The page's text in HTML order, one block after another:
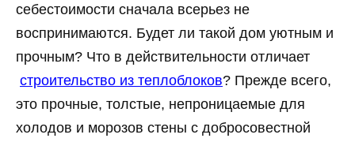
себестоимости сначала всерьез не
воспринимаются. Будет ли такой дом уютным и
прочным? Что в действительности отличает
строительство из теплоблоков? Прежде всего,
это прочные, толстые, непроницаемые для
холодов и морозов стены с добросовестной